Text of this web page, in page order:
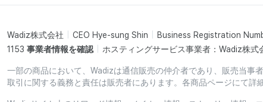
Wadiz株式会社 CEO Hye-sung Shin Business Registration
1153 事業者情報を確認 ホスティングサービス事業者：Wadiz株式
一部の商品において、Wadizは通信販売の仲介者であり、販売当事
取引に関する義務と責任は販売者にあります。各商品ページにて詳